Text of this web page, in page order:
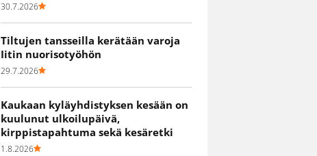
30.7.2026
Tiltujen tansseilla kerätään varoja
Iitin nuorisotyöhön
29.7.2026
Kaukaan kyläyhdistyksen kesään on
kuulunut ulkoilupäivä,
kirppistapahtuma sekä kesäretki
1.8.2026